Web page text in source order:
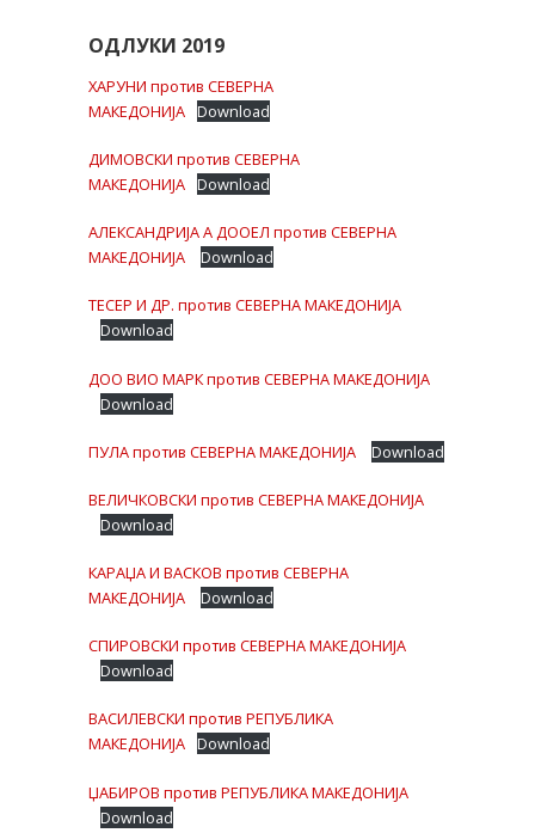
ОДЛУКИ 2019
ХАРУНИ против СЕВЕРНА
МАКЕДОНИЈА Download
ДИМОВСКИ против СЕВЕРНА
МАКЕДОНИЈА Download
АЛЕКСАНДРИЈА А ДООЕЛ против СЕВЕРНА
МАКЕДОНИЈА
Download
ТЕСЕР И ДР. против СЕВЕРНА МАКЕДОНИЈА
Download
ДОО ВИО МАРК против СЕВЕРНА МАКЕДОНИЈА
Download
ПУЛА против СЕВЕРНА МАКЕДОНИЈА Download
ВЕЛИЧКОВСКИ против СЕВЕРНА МАКЕДОНИЈА
Download
КАРАЏА И ВАСКОВ против СЕВЕРНА
МАКЕДОНИЈА
Download
СПИРОВСКИ против СЕВЕРНА МАКЕДОНИЈА
Download
ВАСИЛЕВСКИ против РЕПУБЛИКА
МАКЕДОНИЈА Download
ЏАБИРОВ против РЕПУБЛИКА МАКЕДОНИЈА
Download